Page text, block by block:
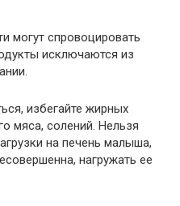
могут спровоцировать
исключаются из
избегайте жирных
мяса, солений. Нельзя
на печень малыша,
нагружать ее